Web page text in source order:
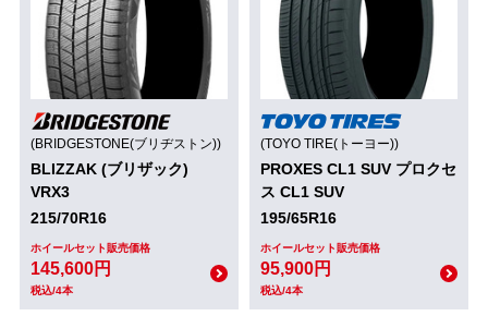
(BRIDGESTONE(ブリヂストン))
BLIZZAK (ブリザック)
VRX3
215/70R16
ホイールセット販売価格
145,600円
税込/4本
(TOYO TIRE(トーヨー))
PROXES CL1 SUV プロクセ
ス CL1 SUV
195/65R16
ホイールセット販売価格
95,900円
税込/4本